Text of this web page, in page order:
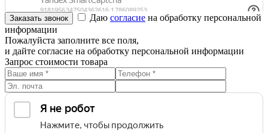
Даю согласие на обработку персональной
информации
Пожалуйста заполните все поля,
и дайте согласие на обработку персональной информации
Запрос стоимости товара